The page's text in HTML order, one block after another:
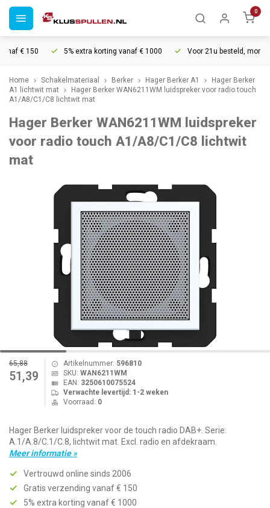
0
€ 150 5% extra korting vanaf € 1000 Voor 21u besteld, morgen
Home Schakelmateriaal Berker Hager Berker A1
Hager Berker
A1 lichtwit mat
Hager Berker WAN6211WM luidspreker voor radio touch
A1/A8/C1/C8 lichtwit mat
Hager Berker WAN6211WM luidspreker
voor radio touch A1/A8/C1/C8 lichtwit
mat
65,88
51,39
Artikelnummer: 596810
SKU: WAN6211WM
EAN: 3250610075524
Verwachte levertijd: 1-2 weken
Voorraad: 0
Hager Berker luidspreker voor de touch radio DAB+. Serie:
A.1/A.8/C.1/C.8, lichtwit mat. Excl. radio en afdekraam.
Meer informatie »
Vertrouwd online sinds 2006
Gratis verzending vanaf € 150
5% extra korting vanaf € 1000